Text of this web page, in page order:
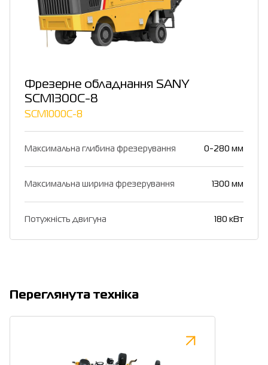
Фрезерне обладнання SANY
SCM1300C-8
SCM1000C-8
Максимальна глибина фрезерування 0-280 мм
Максимальна ширина фрезерування 1300 мм
Потужність двигуна 180 кВт
Переглянута техніка